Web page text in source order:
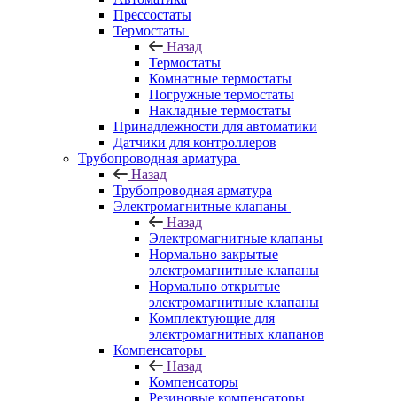
Прессостаты
Термостаты
Назад
Термостаты
Комнатные термостаты
Погружные термостаты
Накладные термостаты
Принадлежности для автоматики
Датчики для контроллеров
Трубопроводная арматура
Назад
Трубопроводная арматура
Электромагнитные клапаны
Назад
Электромагнитные клапаны
Нормально закрытые
электромагнитные клапаны
Нормально открытые
электромагнитные клапаны
Комплектующие для
электромагнитных клапанов
Компенсаторы
Назад
Компенсаторы
Резиновые компенсаторы